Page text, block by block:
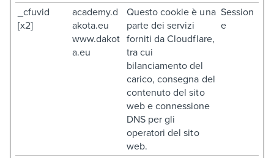
_cfuvid
[x2]
academy.d
akota.eu
www.dakot
a.eu
Questo cookie è una
parte dei servizi
forniti da Cloudflare,
tra cui
bilanciamento del
carico, consegna del
contenuto del sito
web e connessione
DNS per gli
operatori del sito
web.
Session
e